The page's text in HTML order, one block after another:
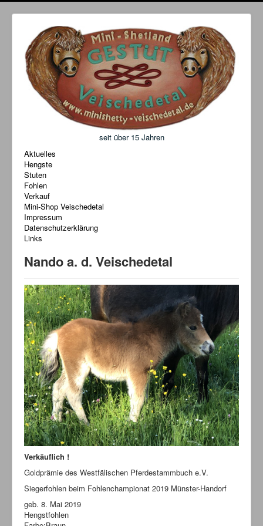
seit über 15 Jahren
Aktuelles
Hengste
Stuten
Fohlen
Verkauf
Mini-Shop Veischedetal
Impressum
Datenschutzerklärung
Links
Nando a. d. Veischedetal
Verkäuflich !
Goldprämie des Westfälischen Pferdestammbuch e.V.
Siegerfohlen beim Fohlenchampionat 2019 Münster-Handorf
geb. 8. Mai 2019
Hengstfohlen